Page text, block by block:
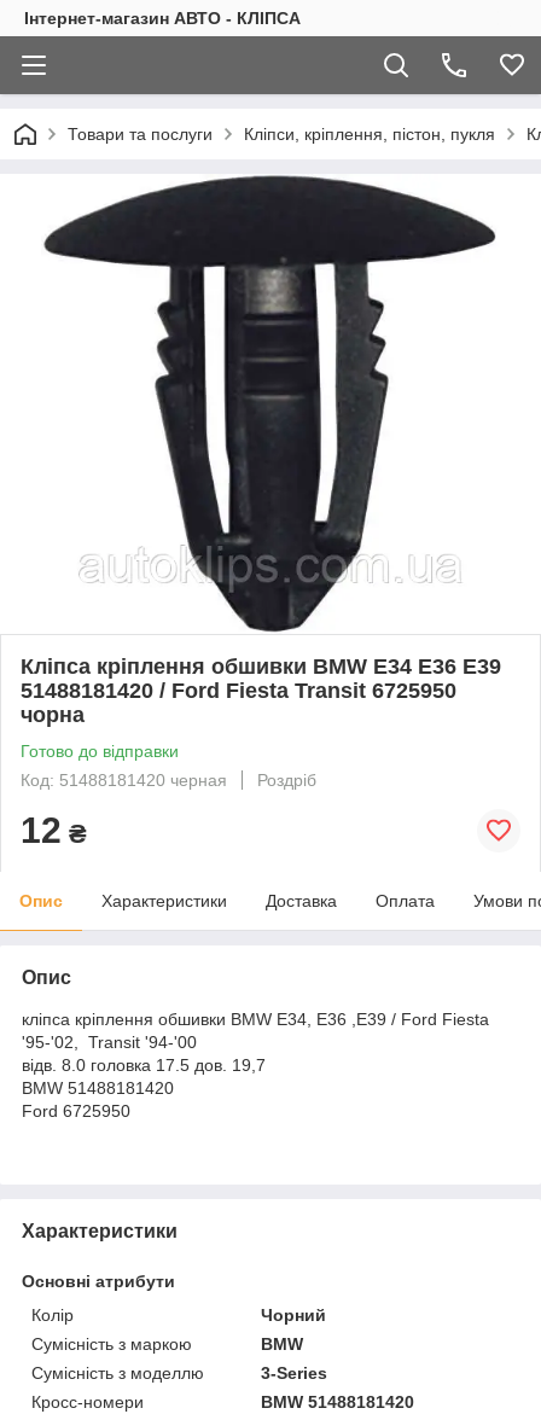
Інтернет-магазин АВТО - КЛІПСА
Товари та послуги Кліпси, кріплення, пістон, пукля
Кліпса кріплення обшивки BMW E34 E36 E39
51488181420 / Ford Fiesta Transit 6725950
чорна
Готово до відправки
Код: 51488181420 черная
Роздріб
12 ₴
Опис Характеристики Доставка Оплата Умови
Опис
кліпса кріплення обшивки BMW E34, E36 ,E39 / Ford Fiesta
'95-'02, Transit '94-'00
відв. 8.0 головка 17.5 дов. 19,7
BMW 51488181420
Ford 6725950
Характеристики
Основні атрибути
Колір
Чорний
Сумісність з маркою
BMW
Сумісність з моделлю
3-Series
Кросс-номери
BMW 51488181420